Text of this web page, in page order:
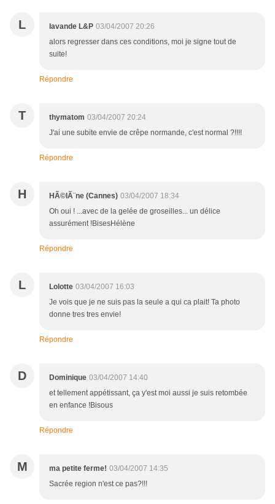
L lavande L&P 03/04/2007 20:26
alors regresser dans ces conditions, moi je signe tout de
suite!
Répondre
T thymatom 03/04/2007 20:24
J'ai une subite envie de crêpe normande, c'est normal ?!!!!
Répondre
H HÃ©lÃ¨ne (Cannes) 03/04/2007 18:34
Oh oui ! ...avec de la gelée de groseilles... un délice
assurément !BisesHélène
Répondre
L Lolotte 03/04/2007 16:03
Je vois que je ne suis pas la seule a qui ca plait! Ta photo
donne tres tres envie!
Répondre
D Dominique 03/04/2007 14:40
et tellement appétissant, ça y'est moi aussi je suis retombée
en enfance !Bisous
Répondre
M ma petite ferme! 03/04/2007 14:35
Sacrée region n'est ce pas?!!!